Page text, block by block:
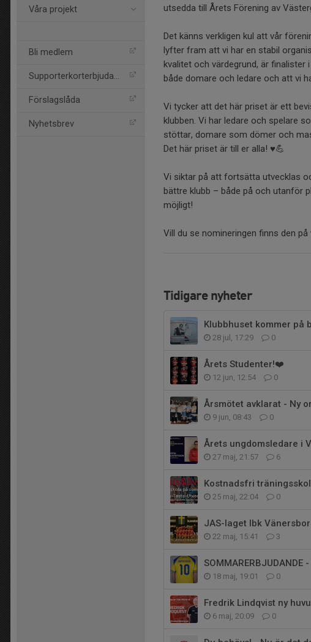
Våra projekt
Bli medlem
Supporterkorterbjudande
Förslagslåda
Nyhetsbrev
utsedda till Årets Förening av
Det känns verkligen kul att vår
lyfter fram att vi har en stabil
kvalitet och värdegrund, är finalister
både domare och ledare och att vi
Vi tycker att det här priset är ett
klubben. Vi har ledare och spelare
stöttar, domare som dömer och
Det här priset är till er alla! ♥️💪
Vi siktar på att fortsätta utvecklas
bättre klubb – både på och utanför
möjligt!
Vill du se nomineringen finns den
Tidigare nyheter
Klubbhuset kommer på
28 jul, 17:29 0
Årets Studenter!❤️
12 jun, 12:54 0
Årsmötet avklarat - Ny
9 jun, 08:43 0
Årets ungdomsledare i
27 maj, 21:57 6
Kostnadsfri
25 maj, 22:04 0
JAS-laget Ibk
22 maj, 15:41 3
SOMMARERBJUDANDE
18 maj, 19:01 0
Fredrik Lindqvist ny
6 maj, 20:09 0